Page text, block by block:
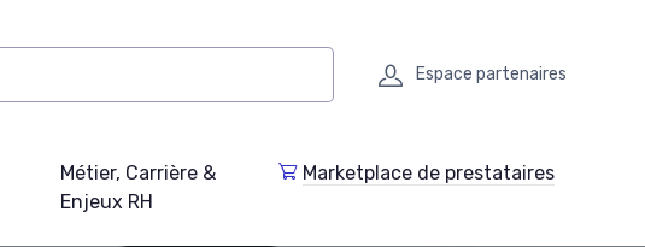
Espace partenaires
Métier, Carrière &
Enjeux RH
Marketplace de prestataires